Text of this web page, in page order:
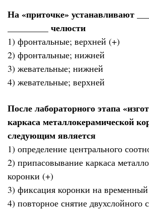
На «приточке» устанавливают
_________ челюсти
1) фронтальные; верхней (+)
2) фронтальные; нижней
3) жевательные; нижней
4) жевательные; верхней
После лабораторного этапа
каркаса металлокерамической
следующим является
1) определение центрального
2) припасовывание каркаса
коронки (+)
3) фиксация коронки на
4) повторное снятие двухслойного